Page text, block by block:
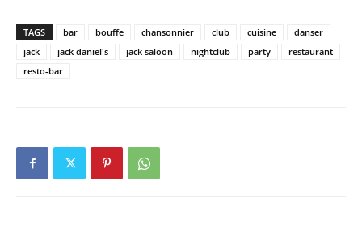
TAGS bar bouffe chansonnier club cuisine
danser
jack
jack daniel's jack saloon nightclub party
restaurant
resto-bar